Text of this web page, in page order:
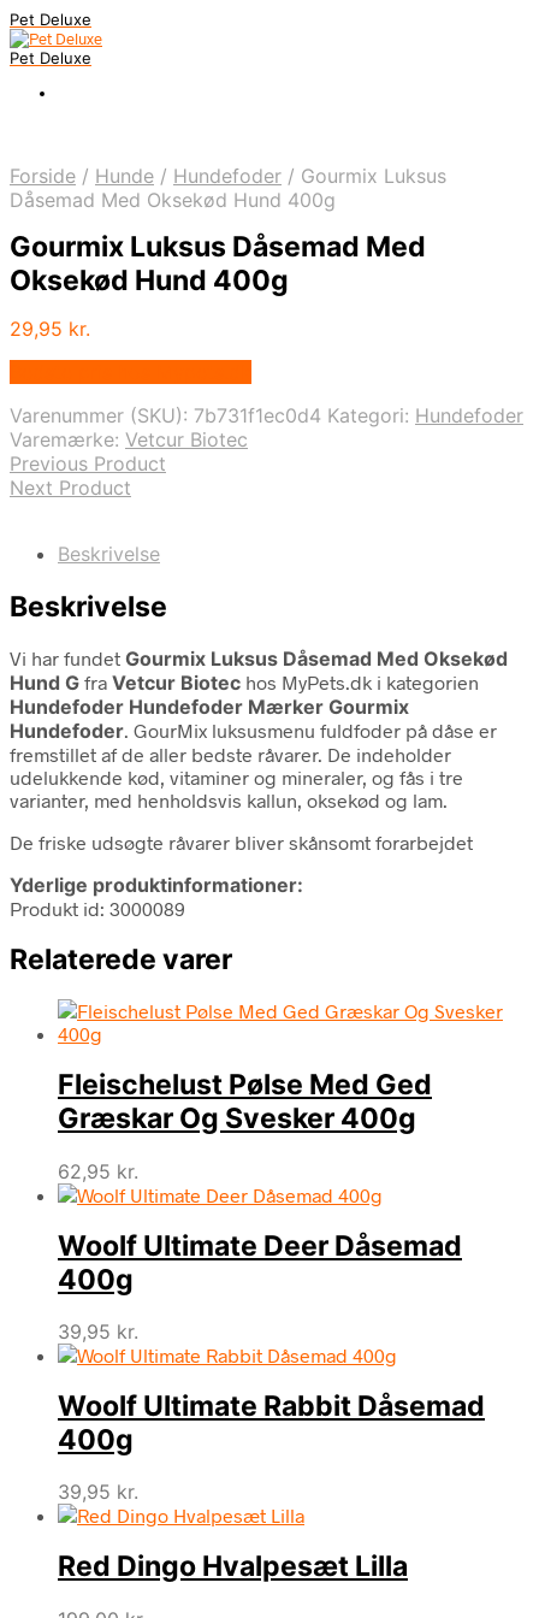
Pet Deluxe
Pet Deluxe
Forside / Hunde / Hundefoder / Gourmix Luksus
Dåsemad Med Oksekød Hund 400g
Gourmix Luksus Dåsemad Med
Oksekød Hund 400g
29,95 kr.
Varenummer (SKU): 7b731f1ec0d4 Kategori: Hundefoder
Varemærke: Vetcur Biotec
Previous Product
Next Product
Beskrivelse
Beskrivelse
Vi har fundet Gourmix Luksus Dåsemad Med Oksekød
Hund G fra Vetcur Biotec hos MyPets.dk i kategorien
Hundefoder Hundefoder Mærker Gourmix
Hundefoder. GourMix luksusmenu fuldfoder på dåse er
fremstillet af de aller bedste råvarer. De indeholder
udelukkende kød, vitaminer og mineraler, og fås i tre
varianter, med henholdsvis kallun, oksekød og lam.
De friske udsøgte råvarer bliver skånsomt forarbejdet
Yderlige produktinformationer:
Produkt id: 3000089
Relaterede varer
Fleischelust Pølse Med Ged
Græskar Og Svesker 400g
62,95 kr.
Woolf Ultimate Deer Dåsemad
400g
39,95 kr.
Woolf Ultimate Rabbit Dåsemad
400g
39,95 kr.
Red Dingo Hvalpesæt Lilla